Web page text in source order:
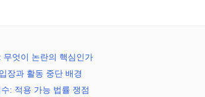
무엇이 논란의 핵심인가
장과 활동 중단 배경
: 적용 가능 법률 쟁점